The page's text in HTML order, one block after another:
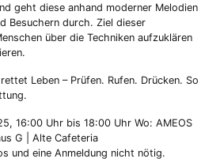
geht diese anhand moderner Melodien
Besuchern durch. Ziel dieser
über die Techniken aufzuklären
Leben – Prüfen. Rufen. Drücken. So
16:00 Uhr bis 18:00 Uhr Wo: AMEOS
G | Alte Cafeteria
und eine Anmeldung nicht nötig.